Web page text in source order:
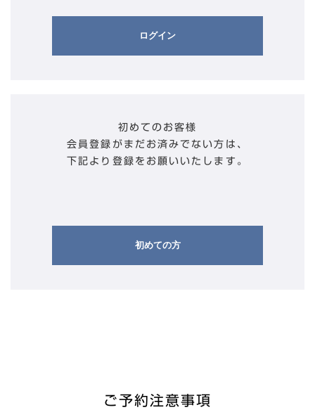
ログイン
初めてのお客様
会員登録がまだお済みでない方は、
下記より登録をお願いいたします。
初めての方
ご予約注意事項